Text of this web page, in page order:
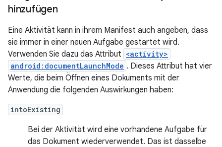
hinzufügen
Eine Aktivität kann in ihrem Manifest auch angeben, dass
sie immer in einer neuen Aufgabe gestartet wird.
Verwenden Sie dazu das Attribut <activity>
android:documentLaunchMode . Dieses Attribut hat vier
Werte, die beim Öffnen eines Dokuments mit der
Anwendung die folgenden Auswirkungen haben:
intoExisting
Bei der Aktivität wird eine vorhandene Aufgabe für
das Dokument wiederverwendet. Das ist dasselbe